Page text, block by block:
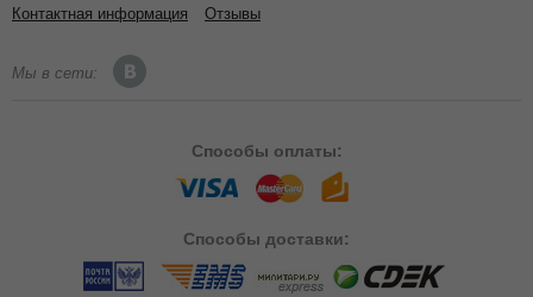
Контактная информация
Отзывы
Мы в сети:
Способы оплаты:
Способы доставки: